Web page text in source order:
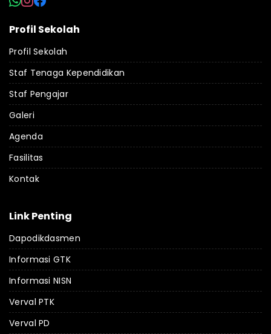
Profil Sekolah
Profil Sekolah
Staf Tenaga Kependidikan
Staf Pengajar
Galeri
Agenda
Fasilitas
Kontak
Link Penting
Dapodikdasmen
Informasi GTK
Informasi NISN
Verval PTK
Verval PD